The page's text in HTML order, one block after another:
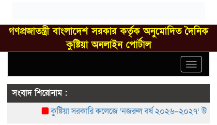
গণপ্রজাতন্ত্রী বাংলাদেশ সরকার কর্তৃক অনুমোদিত দৈনিক
কুষ্টিয়া অনলাইন পোর্টাল
Toggle
সংবাদ শিরোনাম :
কুষ্টিয়া সরকারি কলেজে ‘নজরুল বর্ষ ২০২৬–২০২৭’ উদ্‌যাপন